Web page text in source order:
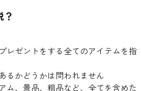
レゼントをする全てのアイテムを指
るかどうかは問われません
ム、景品、粗品など、全てを含めた